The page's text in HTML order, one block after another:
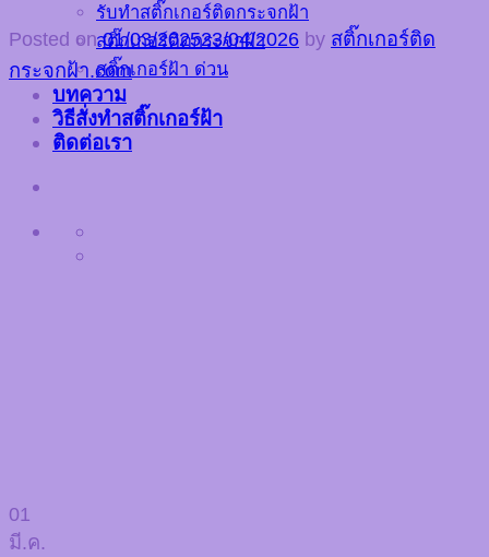
รับทำสติ๊กเกอร์ติดกระจกฝ้า
สติ๊กเกอร์ติดกระจกฝ้า
สติ๊กเกอร์ฝ้า ด่วน
บทความ
วิธีสั่งทำสติ๊กเกอร์ฝ้า
ติดต่อเรา
Posted on01/03/202523/04/2026 by สติ๊กเกอร์ติด
กระจกฝ้า.com
01
มี.ค.